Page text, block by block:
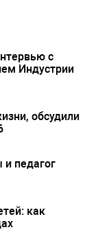
с
Индустрии
обсудили
педагог
как